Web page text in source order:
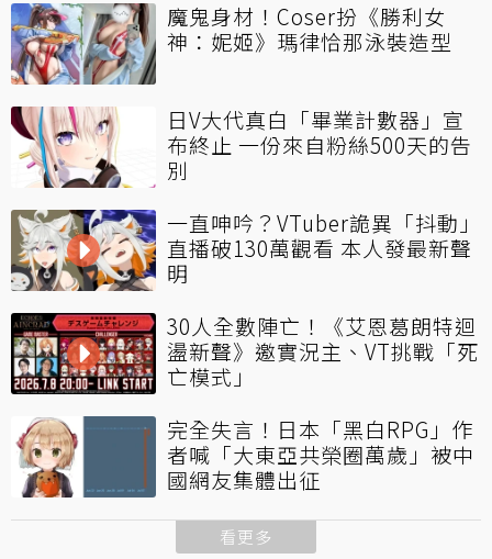
魔鬼身材！Coser扮《勝利女
神：妮姬》瑪律恰那泳裝造型
日V大代真白「畢業計數器」宣
布終止 一份來自粉絲500天的告
別
一直呻吟？VTuber詭異「抖動」
直播破130萬觀看 本人發最新聲
明
30人全數陣亡！《艾恩葛朗特迴
盪新聲》邀實況主、VT挑戰「死
亡模式」
完全失言！日本「黑白RPG」作
者喊「大東亞共榮圈萬歲」被中
國網友集體出征
看更多